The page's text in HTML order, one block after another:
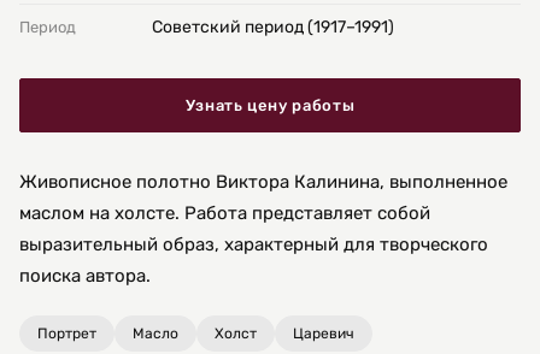
Период Советский период (1917–1991)
Узнать цену работы
Живописное полотно Виктора Калинина, выполненное
маслом на холсте. Работа представляет собой
выразительный образ, характерный для творческого
поиска автора.
Портрет Масло Холст Царевич